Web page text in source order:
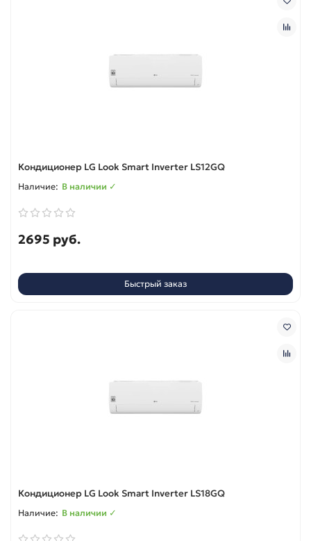
Кондиционер LG Look Smart Inverter LS12GQ
В наличии ✓
2695 руб.
Быстрый заказ
Кондиционер LG Look Smart Inverter LS18GQ
В наличии ✓